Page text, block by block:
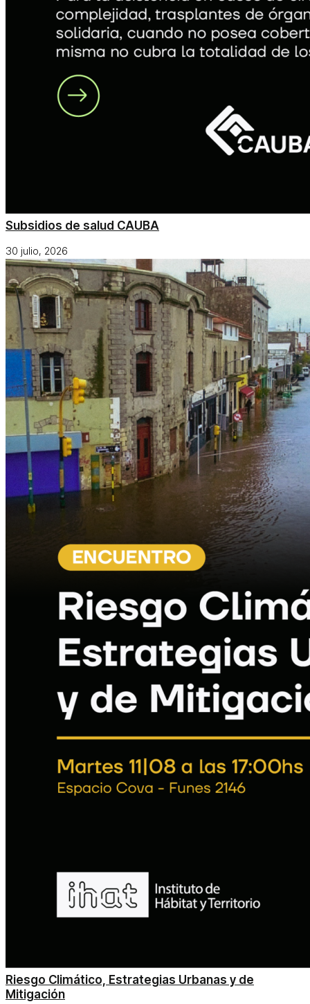
Subsidios de salud CAUBA
30 julio, 2026
Riesgo Climático, Estrategias Urbanas y de
Mitigación